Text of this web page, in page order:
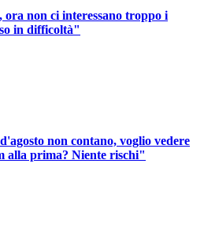
non ci interessano troppo i
in difficoltà"
non contano, voglio vedere
alla prima? Niente rischi"